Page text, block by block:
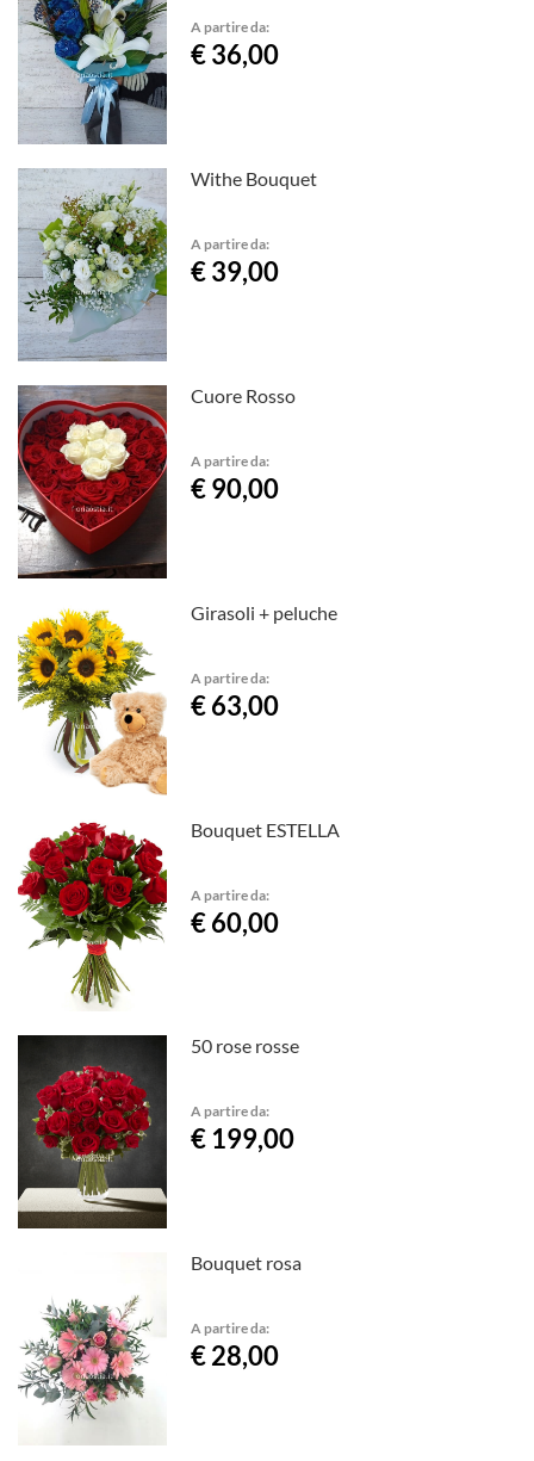
A partire da:
€ 36,00
Withe Bouquet
A partire da:
€ 39,00
Cuore Rosso
A partire da:
€ 90,00
Girasoli + peluche
A partire da:
€ 63,00
Bouquet ESTELLA
A partire da:
€ 60,00
50 rose rosse
A partire da:
€ 199,00
Bouquet rosa
A partire da:
€ 28,00